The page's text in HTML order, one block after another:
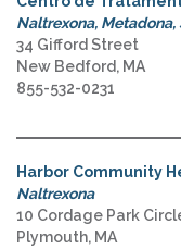
Naltrexona,
34 Gifford Street
New Bedford, MA
855-532-0231
Harbor Community
Naltrexona
10 Cordage Park
Plymouth, MA